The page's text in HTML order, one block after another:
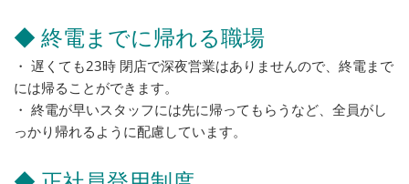
◆ 終電までに帰れる職場
・ 遅くても23時 閉店で深夜営業はありませんので、終電まで
には帰ることができます。
・ 終電が早いスタッフには先に帰ってもらうなど、全員がし
っかり帰れるように配慮しています。